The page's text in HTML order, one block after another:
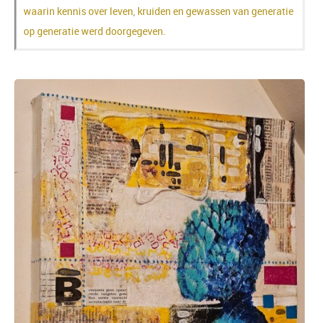
waarin kennis over leven, kruiden en gewassen van generatie
op generatie werd doorgegeven.